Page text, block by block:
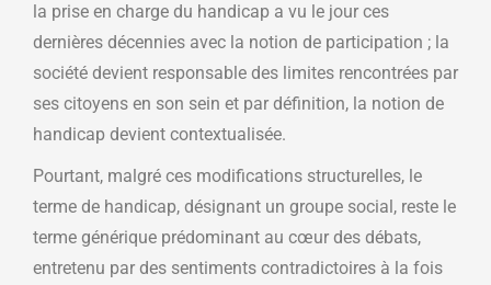
la prise en charge du handicap a vu le jour ces
dernières décennies avec la notion de participation ; la
société devient responsable des limites rencontrées par
ses citoyens en son sein et par définition, la notion de
handicap devient contextualisée.
Pourtant, malgré ces modifications structurelles, le
terme de handicap, désignant un groupe social, reste le
terme générique prédominant au cœur des débats,
entretenu par des sentiments contradictoires à la fois